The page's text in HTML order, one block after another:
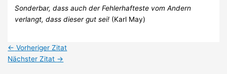
Sonderbar, dass auch der Fehlerhafteste vom Andern
verlangt, dass dieser gut sei! (Karl May)
← Vorheriger Zitat
Nächster Zitat →